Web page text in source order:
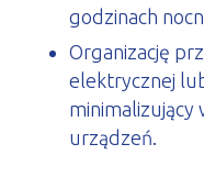
godzinach
Organizację
elektrycznej
minimalizujący
urządzeń.